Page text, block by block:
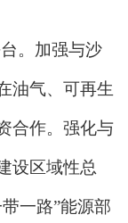
。加强与沙
油气、可再生
合作。强化与
设区域性总
一路”能源部